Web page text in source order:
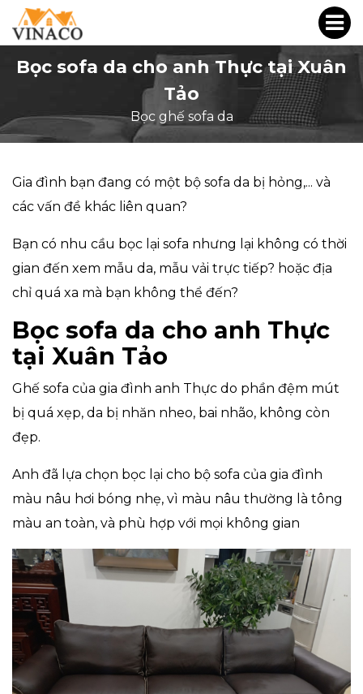
Bọc sofa da cho anh Thực tại Xuân
Tảo
Bọc ghế sofa da
Gia đình bạn đang có một bộ sofa da bị hỏng,... và
các vấn đề khác liên quan?
Bạn có nhu cầu bọc lại sofa nhưng lại không có thời
gian đến xem mẫu da, mẫu vải trực tiếp? hoặc địa
chỉ quá xa mà bạn không thể đến?
Bọc sofa da cho anh Thực
tại Xuân Tảo
Ghế sofa của gia đình anh Thực do phần đệm mút
bị quá xẹp, da bị nhăn nheo, bai nhão, không còn
đẹp.
Anh đã lựa chọn bọc lại cho bộ sofa của gia đình
màu nâu hơi bóng nhẹ, vì màu nâu thường là tông
màu an toàn, và phù hợp với mọi không gian